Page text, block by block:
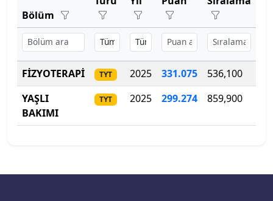
Başkent Üniversitesi
Başkent Üniversitesi
Başkent Üniversitesi
Batman Üniversitesi
Tıp Fakültesi
Uygulamalı Bilimler Fakültesi
Veteriner Fakültesi
Ziraat Fakültesi
Bölüm
FİZYOTERAPİ TYT 2025 331.075 536,100
YAŞLI
BAKIMI
TYT 2025 299.274 859,900